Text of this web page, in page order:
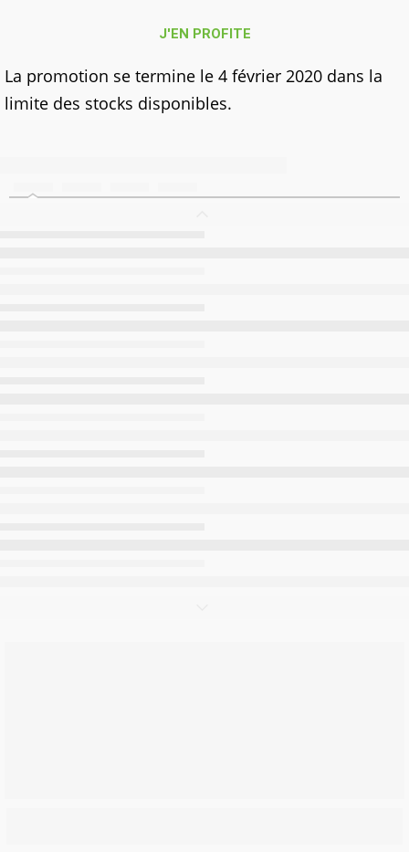
J'EN PROFITE
La promotion se termine le 4 février 2020 dans la
limite des stocks disponibles.